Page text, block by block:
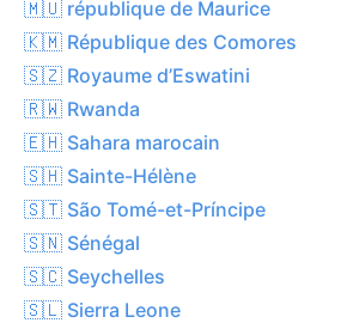
🇲🇺 république de Maurice
🇰🇲 République des Comores
🇸🇿 Royaume d’Eswatini
🇷🇼 Rwanda
🇪🇭 Sahara marocain
🇸🇭 Sainte-Hélène
🇸🇹 São Tomé-et-Príncipe
🇸🇳 Sénégal
🇸🇨 Seychelles
🇸🇱 Sierra Leone